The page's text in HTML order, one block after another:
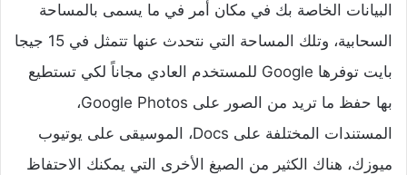
البيانات الخاصة بك في مكان أمر في ما يسمى بالمساحة
السحابية، وتلك المساحة التي نتحدث عنها تتمثل في 15 جيجا
بايت توفرها Google للمستخدم العادي مجاناً لكي تستطيع
بها حفظ ما تريد من الصور على Google Photos،
المستندات المختلفة على Docs، الموسيقى على يوتيوب
ميوزك، هناك الكثير من الصيغ الأخرى التي يمكنك الاحتفاظ